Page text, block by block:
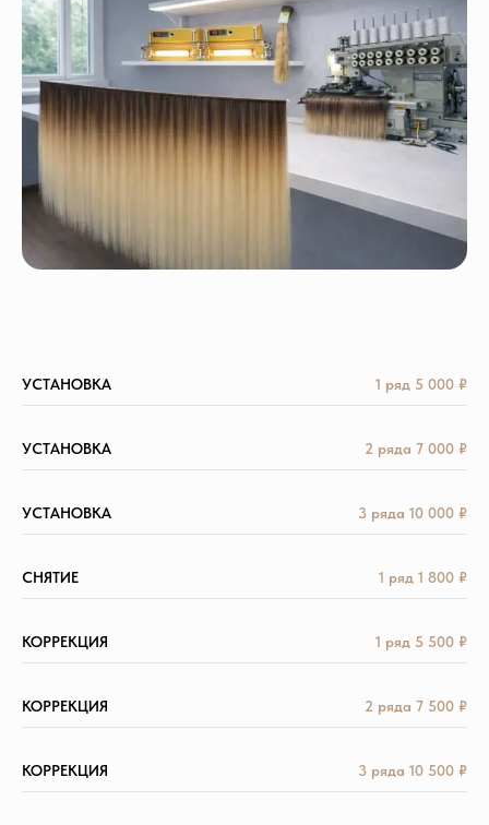
УСТАНОВКА 1 ряд 5 000 ₽
УСТАНОВКА 2 ряда 7 000 ₽
УСТАНОВКА 3 ряда 10 000 ₽
СНЯТИЕ 1 ряд 1 800 ₽
КОРРЕКЦИЯ 1 ряд 5 500 ₽
КОРРЕКЦИЯ 2 ряда 7 500 ₽
КОРРЕКЦИЯ 3 ряда 10 500 ₽